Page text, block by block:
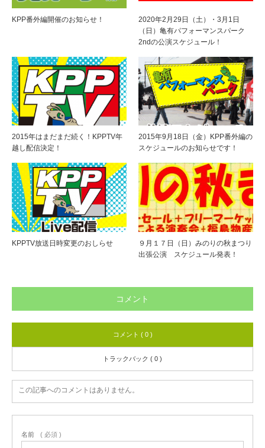
KPP番外編開催のお知らせ！
2020年2月29日（土）・3月1日
（日）亀有パフォーマンスパーク
2ndの公演スケジュール！
2015年はまだまだ続く！KPPTV年
越し配信決定！
2015年9月18日（金）KPP番外編の
スケジュールのお知らせです！
KPPTV放送日時変更のおしらせ
９月１７日（日）みのりの秋まつり
出張公演 スケジュール発表！
コメント
コメント ( 0 )
トラックバック ( 0 )
この記事へのコメントはありません。
名前 ( 必須 )